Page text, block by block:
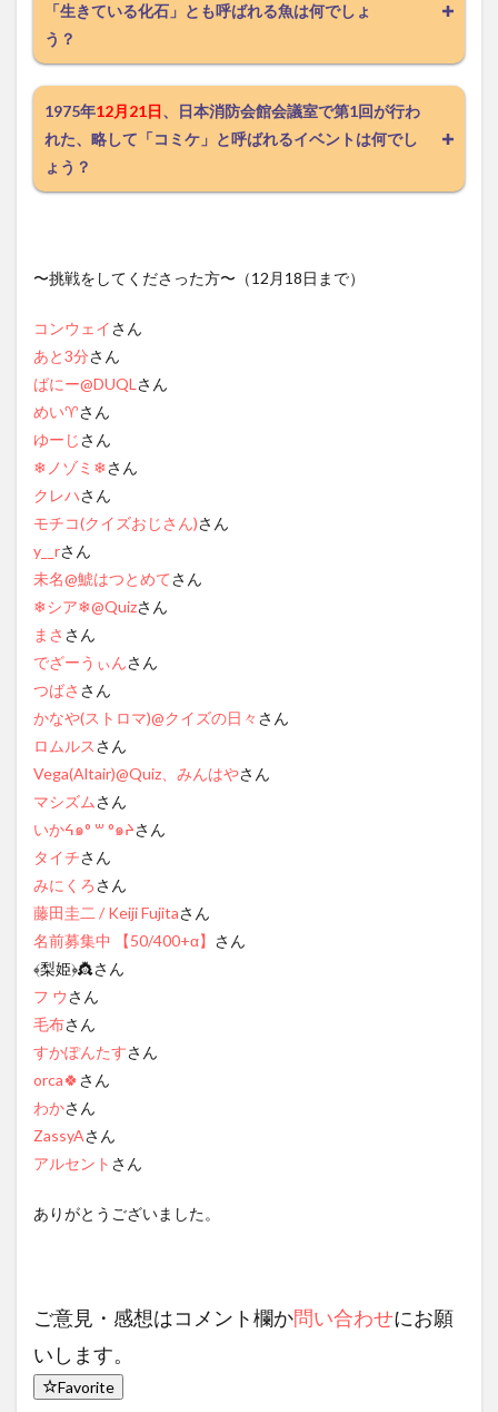
「生きている化石」とも呼ばれる魚は何でしょ
う？
1975年12月21日、日本消防会館会議室で第1回が行わ
れた、略して「コミケ」と呼ばれるイベントは何でし
ょう？
〜挑戦をしてくださった方〜（12月18日まで）
コンウェイさん
あと3分さん
ばにー@DUQL さん
めい♈︎さん
ゆーじさん
❄ノゾミ❄さん
クレハさん
モチコ(クイズおじさん)さん
y__rさん
未名@鯱はつとめてさん
❄シア❄@Quizさん
まさ さん
でざーうぃんさん
つばさ さん
かなや(ストロマ)@クイズの日々 さん
ロムルスさん
Vega(Altair)@Quiz、みんはやさん
マシズムさん
いかᔦ๑° ꒳ °๑ᔨさん
タイチさん
みにくろさん
藤田圭二 / Keiji Fujitaさん
名前募集中 【50/400+α】 さん
﴾梨姫﴿👸さん
フ ウさん
毛布さん
すかぽんたすさん
orca🍀さん
わかさん
ZassyAさん
アルセント さん
ありがとうございました。
ご意見・感想はコメント欄か問い合わせにお願
いします。
Favorite